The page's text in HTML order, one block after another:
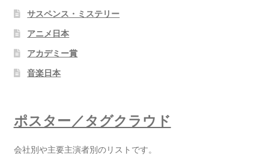
サスペンス・ミステリー
アニメ日本
アカデミー賞
音楽日本
ポスター／タグクラウド
会社別や主要主演者別のリストです。